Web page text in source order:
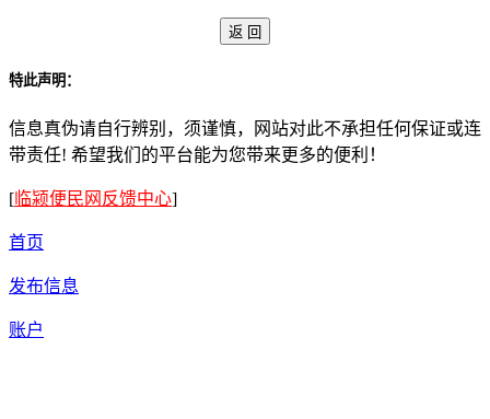
特此声明：
信息真伪请自行辨别，须谨慎，网站对此不承担任何保证或连
带责任! 希望我们的平台能为您带来更多的便利！
[临颍便民网反馈中心]
首页
发布信息
账户